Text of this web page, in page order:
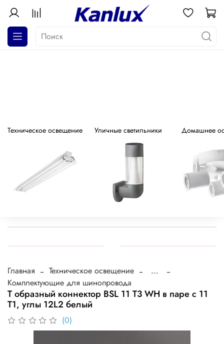
АКЦИЯ! Почти даром!
Распродажа серия GALOBA !
Техническое освещение Уличные светильники Домашнее
Главная Техническое освещение
...
Комплектующие для шинопровода
T образный коннектор BSL 11 T3 WH в паре с 11
T1, углы 12L2 белый
(0)